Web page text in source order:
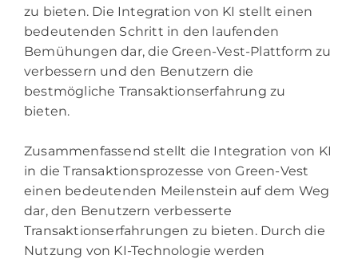
zu bieten. Die Integration von KI stellt einen
bedeutenden Schritt in den laufenden
Bemühungen dar, die Green-Vest-Plattform zu
verbessern und den Benutzern die
bestmögliche Transaktionserfahrung zu
bieten.
Zusammenfassend stellt die Integration von KI
in die Transaktionsprozesse von Green-Vest
einen bedeutenden Meilenstein auf dem Weg
dar, den Benutzern verbesserte
Transaktionserfahrungen zu bieten. Durch die
Nutzung von KI-Technologie werden